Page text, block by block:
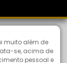
muito além de
se, acima de
pessoal e